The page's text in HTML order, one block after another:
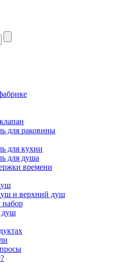
для раковины
для кухни
для душа
времени
и верхний душ
душ